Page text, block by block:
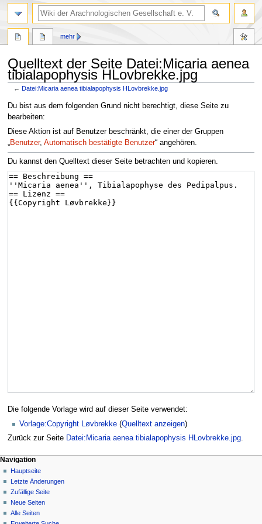
Quelltext der Seite Datei:Micaria aenea
tibialapophysis HLovbrekke.jpg
←Datei:Micaria aenea tibialapophysis HLovbrekke.jpg
Zur
Navigation
springen
Zur
Suche
springen
Du bist aus dem folgenden Grund nicht berechtigt, diese Seite zu
bearbeiten:
Diese Aktion ist auf Benutzer beschränkt, die einer der Gruppen
„Benutzer, Automatisch bestätigte Benutzer“ angehören.
Du kannst den Quelltext dieser Seite betrachten und kopieren.
Die folgende Vorlage wird auf dieser Seite verwendet:
Vorlage:Copyright Løvbrekke (Quelltext anzeigen)
Zurück zur Seite Datei:Micaria aenea tibialapophysis HLovbrekke.jpg.
mehr
Navigation
Hauptseite
Letzte Änderungen
Zufällige Seite
Neue Seiten
Alle Seiten